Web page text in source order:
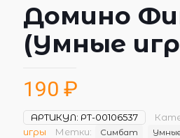
Домино
(Умные
190 ₽
АРТИКУЛ: РТ-00106537
игры
Метки: Симбат